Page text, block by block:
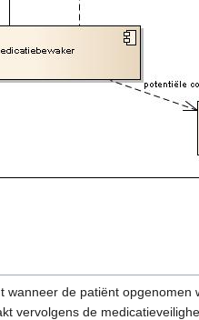
wanneer de patiënt
vervolgens de